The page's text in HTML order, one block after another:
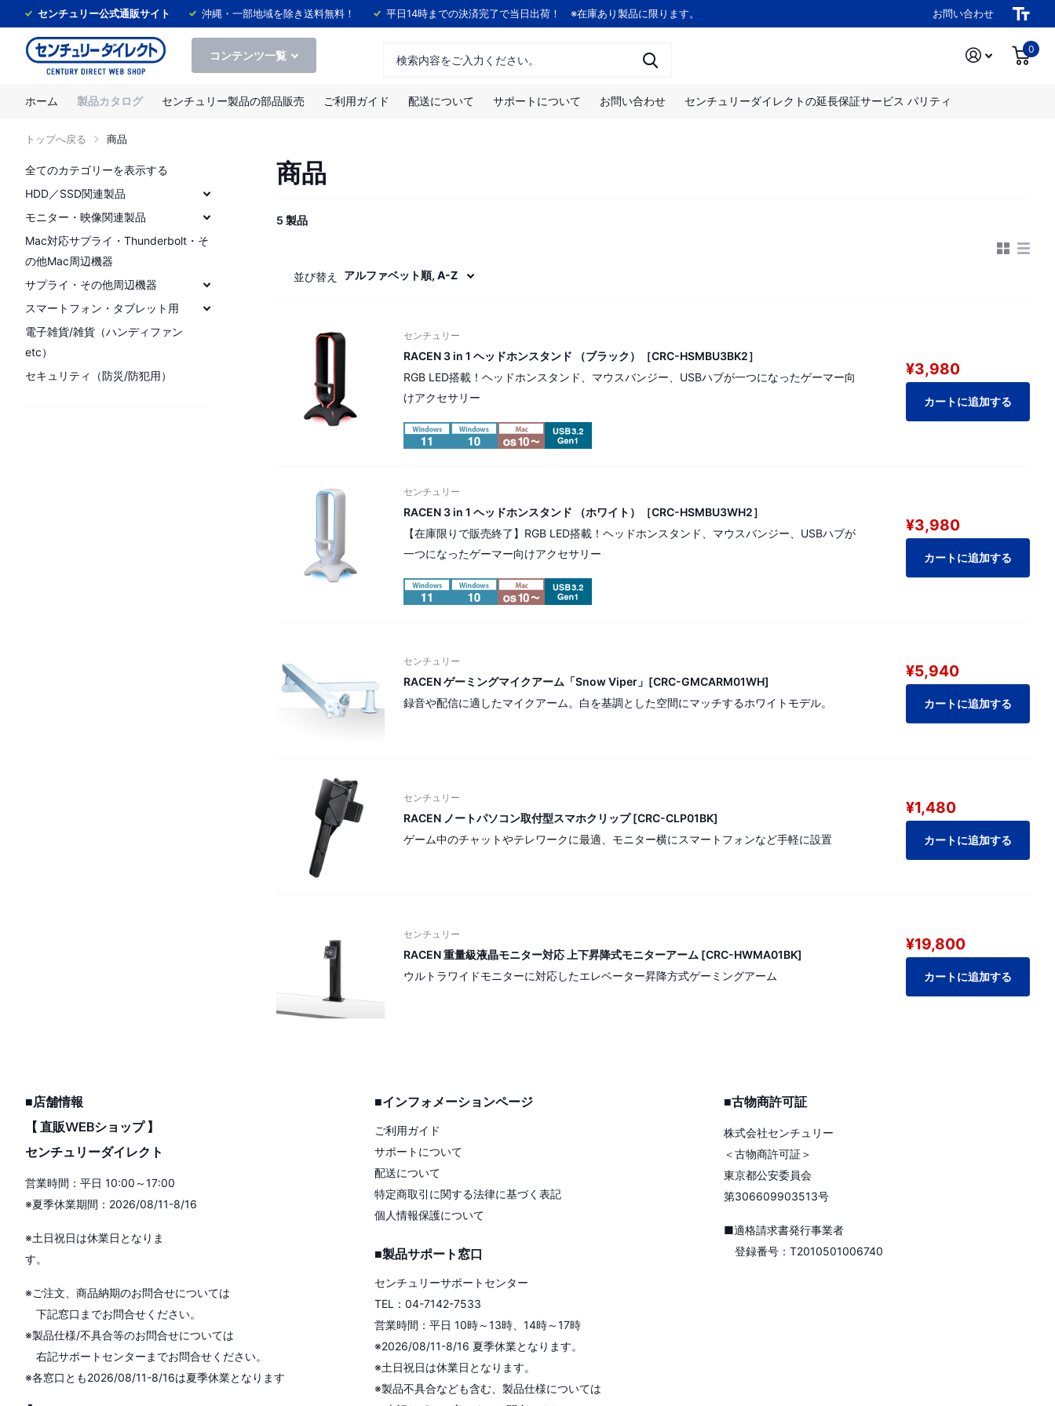
センチュリー公式通販サイト 沖縄・一部地域を除き送料無料！ 平日14時までの決済完了で当日出荷！ ※在庫あり製品に限ります。 お問い合わせ
コンテンツ一覧 0
ホーム 製品カタログ センチュリー製品の部品販売 ご利用ガイド 配送について サポートについて お問い合わせ センチュリーダイレクトの延長保証サービス パリティ
トップへ戻る 商品
商品
5 製品
並び替え
センチュリー
RACEN 3 in 1 ヘッドホンスタンド （ブラック）［CRC-HSMBU3BK2］
RGB LED搭載！ヘッドホンスタンド、マウスバンジー、USBハブが一つになったゲーマー向
けアクセサリー
¥3,980
カートに追加する
センチュリー
RACEN 3 in 1 ヘッドホンスタンド （ホワイト）［CRC-HSMBU3WH2］
【在庫限りで販売終了】RGB LED搭載！ヘッドホンスタンド、マウスバンジー、USBハブが
一つになったゲーマー向けアクセサリー
¥3,980
カートに追加する
センチュリー
RACEN ゲーミングマイクアーム「Snow Viper」[CRC-GMCARM01WH]
録音や配信に適したマイクアーム。白を基調とした空間にマッチするホワイトモデル。
¥5,940
カートに追加する
センチュリー
RACEN ノートパソコン取付型スマホクリップ [CRC-CLP01BK]
ゲーム中のチャットやテレワークに最適、モニター横にスマートフォンなど手軽に設置
¥1,480
カートに追加する
センチュリー
RACEN 重量級液晶モニター対応 上下昇降式モニターアーム [CRC-HWMA01BK]
ウルトラワイドモニターに対応したエレベーター昇降方式ゲーミングアーム
¥19,800
カートに追加する
全てのカテゴリーを表示する
HDD／SSD関連製品
モニター・映像関連製品
Mac対応サプライ・Thunderbolt・そ
の他Mac周辺機器
サプライ・その他周辺機器
スマートフォン・タブレット用
電子雑貨/雑貨（ハンディファン
etc）
セキュリティ（防災/防犯用）
■店舗情報
【 直販WEBショップ 】
センチュリーダイレクト
営業時間：平日 10:00～17:00
※夏季休業期間：2026/08/11-8/16
※土日祝日は休業日となりま
す。
※ご注文、商品納期のお問合せについては
下記窓口までお問合せください。
※製品仕様/不具合等のお問合せについては
右記サポートセンターまでお問合せください。
※各窓口とも2026/08/11-8/16は夏季休業となります
■インフォメーションページ
ご利用ガイド
サポートについて
配送について
特定商取引に関する法律に基づく表記
個人情報保護について
■製品サポート窓口
センチュリーサポートセンター
TEL：04-7142-7533
営業時間：平日 10時～13時、14時～17時
※2026/08/11-8/16 夏季休業となります。
※土日祝日は休業日となります。
※製品不具合なども含む、製品仕様については
■古物商許可証
株式会社センチュリー
＜古物商許可証＞
東京都公安委員会
第306609903513号
■適格請求書発行事業者
登録番号：T2010501006740